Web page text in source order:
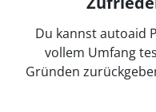
Du kannst autoaid
vollem Umfang
Gründen